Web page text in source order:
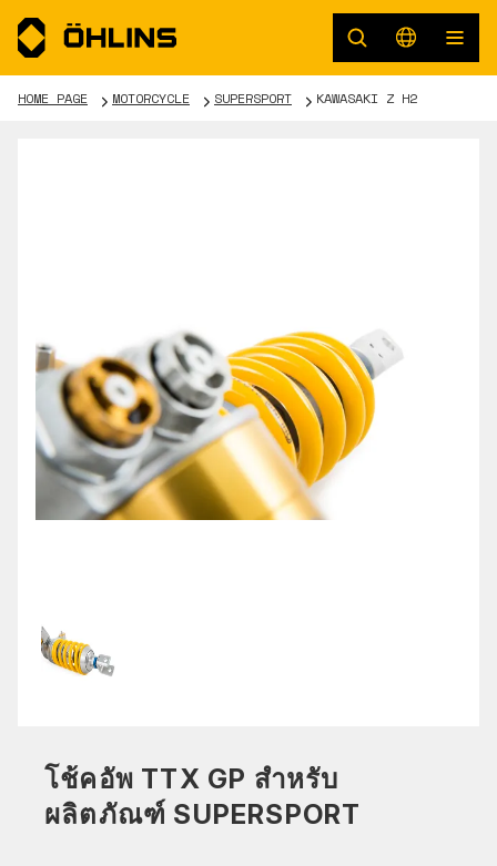
HOME PAGE MOTORCYCLE SUPERSPORT KAWASAKI Z H2
โช้คอัพ TTX GP สำหรับ
ผลิตภัณฑ์ SUPERSPORT